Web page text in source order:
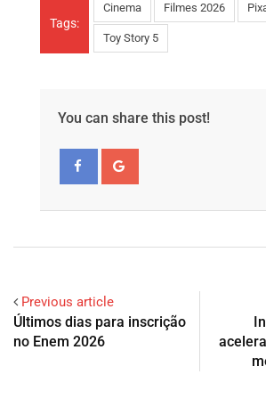
Tags:
Cinema Filmes 2026
Toy Story 5
You can share this post!
Previous article
Últimos dias para inscrição
no Enem 2026